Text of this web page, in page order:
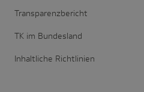
Transparenzbericht
TK im Bundesland
Inhaltliche Richtlinien